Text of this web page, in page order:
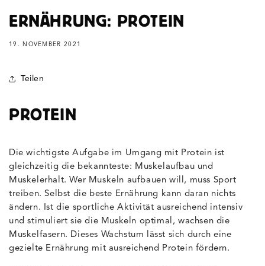
ERNÄHRUNG: PROTEIN
19. NOVEMBER 2021
Teilen
PROTEIN
Die wichtigste Aufgabe im Umgang mit Protein ist
gleichzeitig die bekannteste: Muskelaufbau und
Muskelerhalt. Wer Muskeln aufbauen will, muss Sport
treiben. Selbst die beste Ernährung kann daran nichts
ändern. Ist die sportliche Aktivität ausreichend intensiv
und stimuliert sie die Muskeln optimal, wachsen die
Muskelfasern. Dieses Wachstum lässt sich durch eine
gezielte Ernährung mit ausreichend Protein fördern.